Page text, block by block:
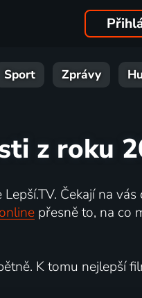
Sport Zprávy
z roku
Čekají na
přesně to, na co
K tomu nejlepší